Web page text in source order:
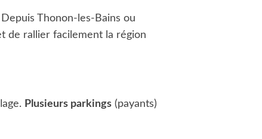
Depuis Thonon-les-Bains ou
de rallier facilement la région
Plusieurs parkings (payants)